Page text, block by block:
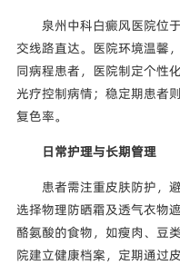
泉州中科白癜风医院位
交线路直达。医院环境温馨
同病程患者，医院制定个性
光疗控制病情；稳定期患者
复色率。
日常护理与长期管理
患者需注重皮肤防护，
选择物理防晒霜及透气衣物
酪氨酸的食物，如瘦肉、豆
院建立健康档案，定期通过